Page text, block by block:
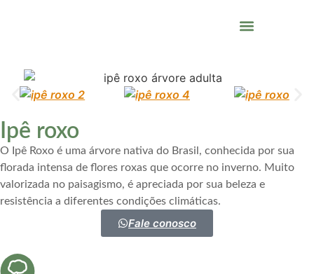
Ipê roxo
O Ipê Roxo é uma árvore nativa do Brasil, conhecida por sua
florada intensa de flores roxas que ocorre no inverno. Muito
valorizada no paisagismo, é apreciada por sua beleza e
resistência a diferentes condições climáticas.
Fale conosco